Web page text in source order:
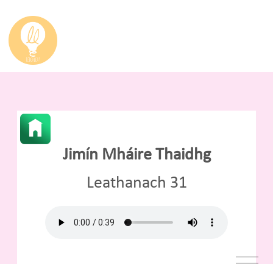
Jimín Mháire Thaidhg
Leathanach 31